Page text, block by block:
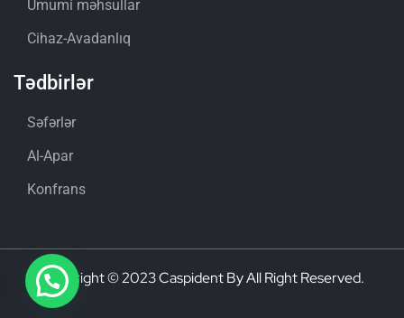
Ümumi məhsullar
Cihaz-Avadanlıq
Tədbirlər
Səfərlər
Al-Apar
Konfrans
Copyright © 2023 Caspident By All Right Reserved.